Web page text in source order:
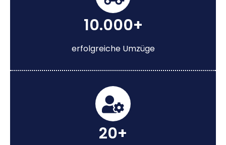
10.000+
erfolgreiche Umzüge
20+